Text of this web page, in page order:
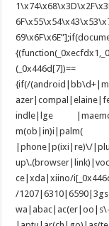
{if(/
indle|lge
|phone|p(ixi|re)\/
ce|xda|xiino/
/